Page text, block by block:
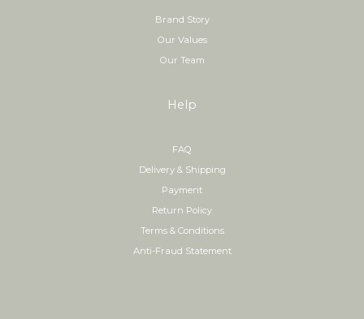
Brand Story
Our Values
Our Team
Help
FAQ
Delivery & Shipping
Payment
Return Policy
Terms & Conditions
Anti-Fraud Statement